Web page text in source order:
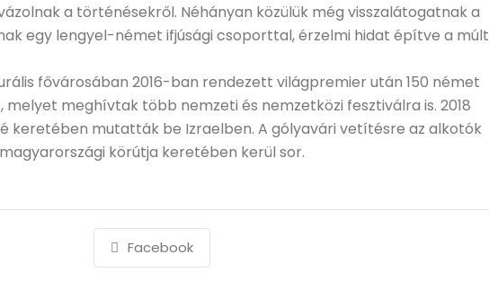
a történésekről. Néhányan közülük még visszalátogatnak a
egy lengyel-német ifjúsági csoporttal, érzelmi hidat építve a múlt
fővárosában 2016-ban rendezett világpremier után 150 német
meghívtak több nemzeti és nemzetközi fesztiválra is. 2018
keretében mutatták be Izraelben. A gólyavári vetítésre az alkotók
körútja keretében kerül sor.
Facebook